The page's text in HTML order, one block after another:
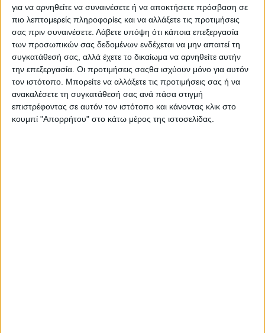
για να αρνηθείτε να συναινέσετε ή να αποκτήσετε πρόσβαση σε
πιο λεπτομερείς πληροφορίες και να αλλάξετε τις προτιμήσεις
σας πριν συναινέσετε. Λάβετε υπόψη ότι κάποια επεξεργασία
των προσωπικών σας δεδομένων ενδέχεται να μην απαιτεί τη
συγκατάθεσή σας, αλλά έχετε το δικαίωμα να αρνηθείτε αυτήν
την επεξεργασία. Οι προτιμήσεις σαςθα ισχύουν μόνο για αυτόν
τον ιστότοπο. Μπορείτε να αλλάξετε τις προτιμήσεις σας ή να
ανακαλέσετε τη συγκατάθεσή σας ανά πάσα στιγμή
επιστρέφοντας σε αυτόν τον ιστότοπο και κάνοντας κλικ στο
κουμπί "Απορρήτου" στο κάτω μέρος της ιστοσελίδας.